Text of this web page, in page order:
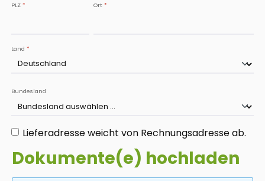
PLZ * Ort *
Land *
Bundesland
Lieferadresse weicht von Rechnungsadresse ab.
Dokumente(e) hochladen